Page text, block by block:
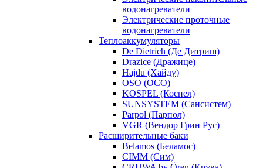
водонагреватели
Электрические проточные
водонагреватели
Теплоаккумуляторы
De Dietrich (Де Дитриш)
Drazice (Дражице)
Hajdu (Хайду)
OSO (ОСО)
KOSPEL (Коспел)
SUNSYSTEM (Сансистем)
Parpol (Парпол)
VGR (Вендор Грин Рус)
Расширительные баки
Belamos (Беламос)
CIMM (Сим)